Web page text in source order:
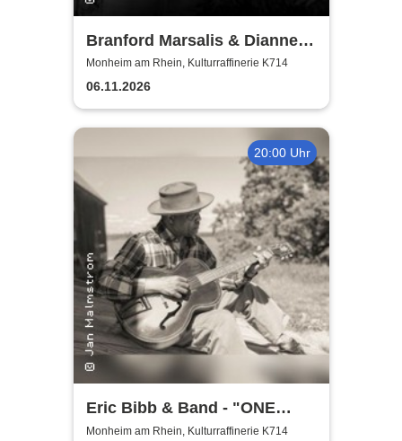
Branford Marsalis & Dianne
Reeves celebrate John
Coltrane
Monheim am Rhein, Kulturraffinerie K714
06.11.2026
20:00 Uhr
Eric Bibb & Band - "ONE
MISSISSIPPI" World Tour
Monheim am Rhein, Kulturraffinerie K714